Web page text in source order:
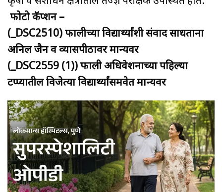
फोटो कॅप्शन –
(_DSC2510) फालीच्या विद्यार्थ्यांशी संवाद साधताना
अनिल जैन व व्यासपीठावर मान्यवर
(_DSC2559 (1)) फाली अधिवेशनाच्या पहिल्या
टप्प्यातील विजेत्या विद्यार्थ्यांसमवेत मान्यवर